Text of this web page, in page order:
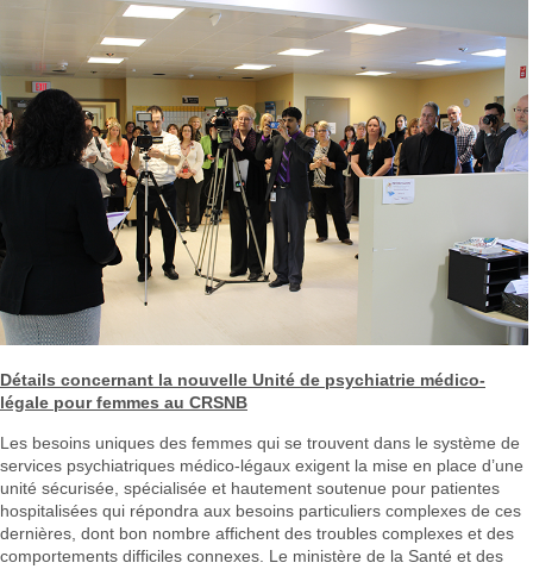
Détails concernant la nouvelle Unité de psychiatrie médico-
légale pour femmes au CRSNB
Les besoins uniques des femmes qui se trouvent dans le système de
services psychiatriques médico-légaux exigent la mise en place d’une
unité sécurisée, spécialisée et hautement soutenue pour patientes
hospitalisées qui répondra aux besoins particuliers complexes de ces
dernières, dont bon nombre affichent des troubles complexes et des
comportements difficiles connexes. Le ministère de la Santé et des